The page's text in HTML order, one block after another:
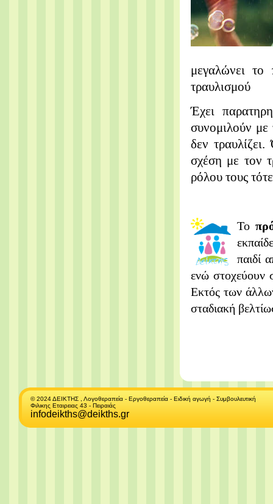
μεγαλώνει το
τραυλισμού
Έχει
συνομιλούν με
δεν
σχέση με τον
ρόλου τους
Το
παιδί
ενώ στοχεύουν
Εκτός των
σταδιακή
© 2024 ΔΕΙΚΤΗΣ , Λογοθεραπεία - Εργοθεραπεία - Ειδική αγωγή - Συμβουλευτική
Φιλικης Εταιρειας 43 - Πειραιάς
infodeikths@deikths.gr